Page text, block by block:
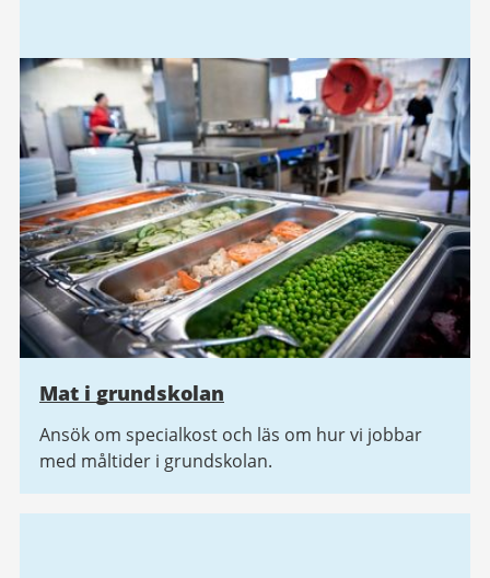
Mat i grundskolan
Ansök om specialkost och läs om hur vi jobbar
med måltider i grundskolan.